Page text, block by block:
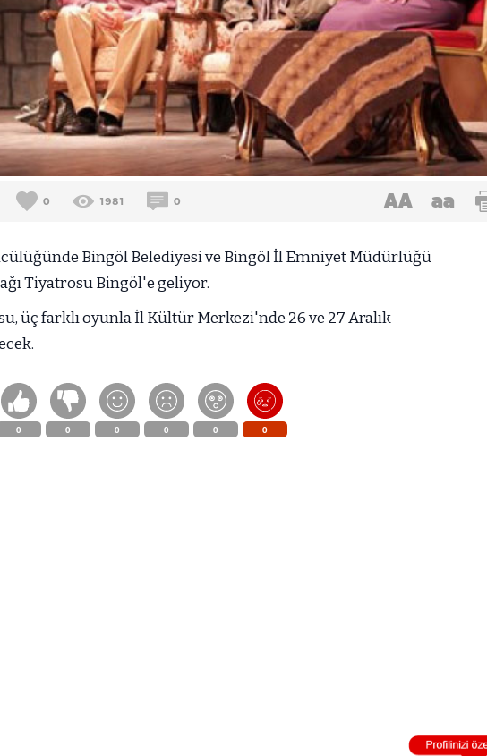
0 1981 0 AA aa
Bingöl Belediyesi ve Bingöl İl Emniyet Müdürlüğü
Tiyatrosu Bingöl'e geliyor.
üç farklı oyunla İl Kültür Merkezi'nde 26 ve 27 Aralık
0 0 0 0 0 0